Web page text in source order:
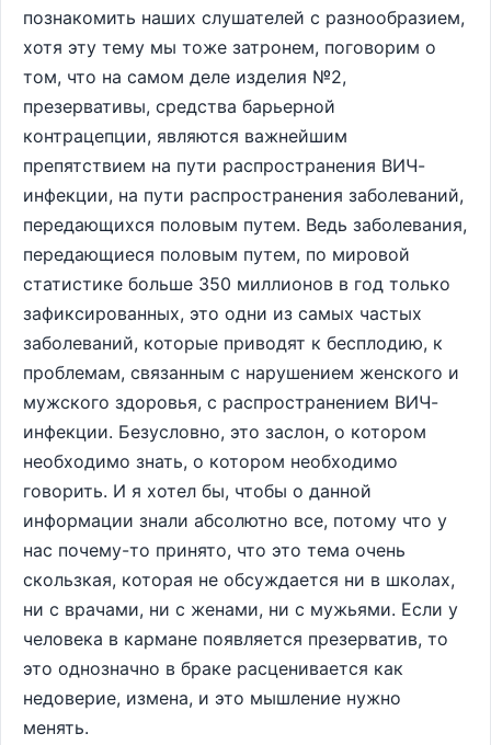
познакомить наших слушателей с разнообразием,
хотя эту тему мы тоже затронем, поговорим о
том, что на самом деле изделия №2,
презервативы, средства барьерной
контрацепции, являются важнейшим
препятствием на пути распространения ВИЧ-
инфекции, на пути распространения заболеваний,
передающихся половым путем. Ведь заболевания,
передающиеся половым путем, по мировой
статистике больше 350 миллионов в год только
зафиксированных, это одни из самых частых
заболеваний, которые приводят к бесплодию, к
проблемам, связанным с нарушением женского и
мужского здоровья, с распространением ВИЧ-
инфекции. Безусловно, это заслон, о котором
необходимо знать, о котором необходимо
говорить. И я хотел бы, чтобы о данной
информации знали абсолютно все, потому что у
нас почему-то принято, что это тема очень
скользкая, которая не обсуждается ни в школах,
ни с врачами, ни с женами, ни с мужьями. Если у
человека в кармане появляется презерватив, то
это однозначно в браке расценивается как
недоверие, измена, и это мышление нужно
менять.